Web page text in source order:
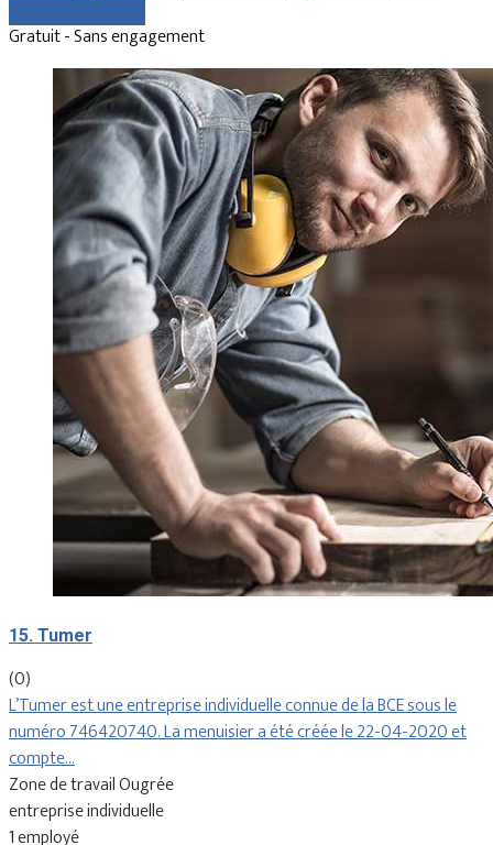
Gratuit - Sans engagement
15. Tumer
(0)
L’Tumer est une entreprise individuelle connue de la BCE sous le
numéro 746420740. La menuisier a été créée le 22-04-2020 et
compte…
Zone de travail Ougrée
entreprise individuelle
1 employé